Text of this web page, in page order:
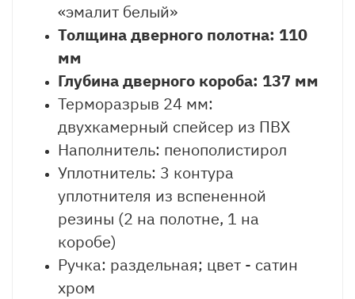
«эмалит белый»
Толщина дверного полотна: 110
мм
Глубина дверного короба: 137 мм
Терморазрыв 24 мм:
двухкамерный спейсер из ПВХ
Наполнитель: пенополистирол
Уплотнитель: 3 контура
уплотнителя из вспененной
резины (2 на полотне, 1 на
коробе)
Ручка: раздельная; цвет - сатин
хром